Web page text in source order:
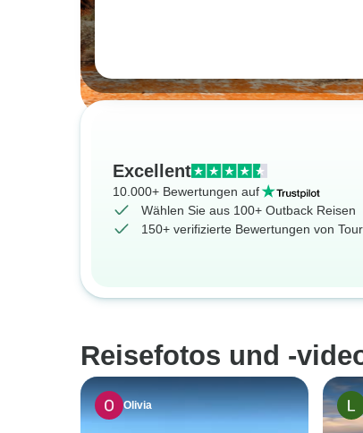
Excellent
10.000+ Bewertungen auf
Wählen Sie aus 100+ Outback Reisen
150+ verifizierte Bewertungen von
Reisefotos und -
Olivia